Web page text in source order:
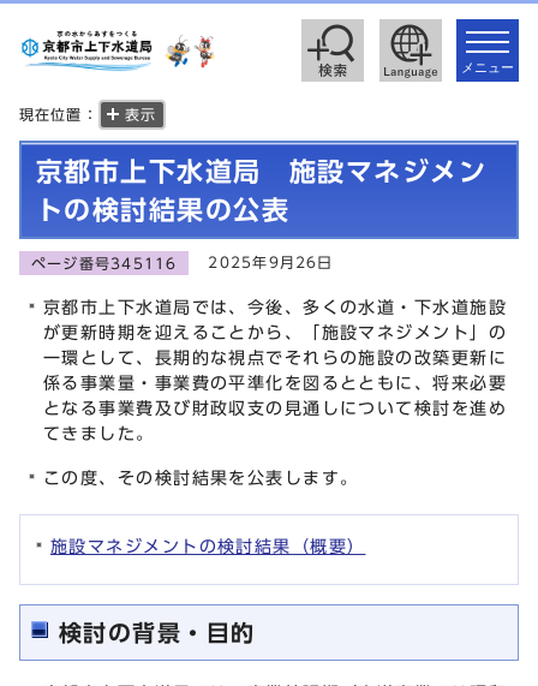
toggle
メニュー
現在位置： 表示
京都市上下水道局 施設マネジメン
トの検討結果の公表
ページ番号345116 2025年9月26日
京都市上下水道局では、今後、多くの水道・下水道施設
が更新時期を迎えることから、「施設マネジメント」の
一環として、長期的な視点でそれらの施設の改築更新に
係る事業量・事業費の平準化を図るとともに、将来必要
となる事業費及び財政収支の見通しについて検討を進め
てきました。
この度、その検討結果を公表します。
施設マネジメントの検討結果（概要）
検討の背景・目的